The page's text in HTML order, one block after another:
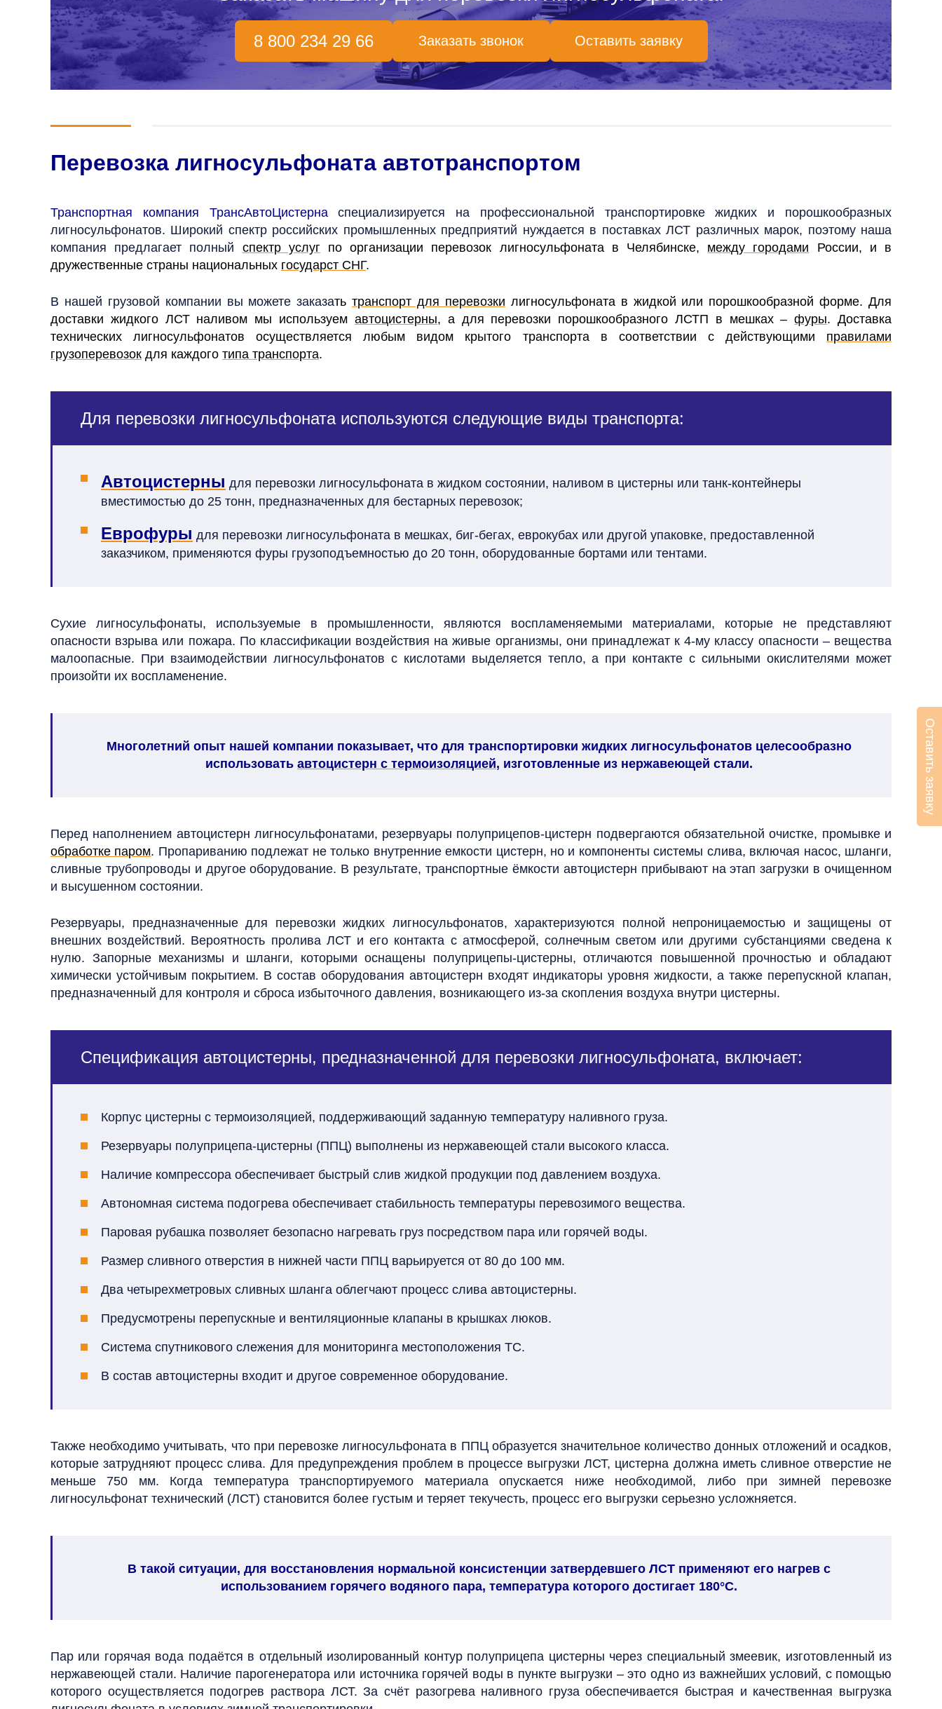
8 800 234 29 66 Заказать звонок Оставить заявку
Перевозка лигносульфоната автотранспортом
Транспортная компания ТрансАвтоЦистернаспециализируется на профессиональной транспортировке жидких и порошкообразных
лигносульфонатов. Широкий спектр российских промышленных предприятий нуждается в поставках ЛСТ различных марок, поэтому наша
компания предлагает полный спектр услуг по организации перевозок лигносульфоната в Челябинске, между городами России, и в
дружественные страны национальных государст СНГ.
В нашей грузовой компании вы можете заказатьтранспорт для перевозки лигносульфоната в жидкой или порошкообразной форме. Для
доставки жидкого ЛСТ наливом мы используем автоцистерны, а для перевозки порошкообразного ЛСТП в мешках –фуры. Доставка
технических лигносульфонатов осуществляется любым видом крытого транспорта в соответствии с действующими правилами
грузоперевозок для каждого типа транспорта.
Для перевозки лигносульфоната используются следующие виды транспорта:
Автоцистерны для перевозки лигносульфоната в жидком состоянии, наливом в цистерны или танк-контейнеры
вместимостью до 25 тонн, предназначенных для бестарных перевозок;
Еврофуры для перевозки лигносульфоната в мешках, биг-бегах, еврокубах или другой упаковке, предоставленной
заказчиком, применяются фуры грузоподъемностью до 20 тонн, оборудованные бортами или тентами.
Сухие лигносульфонаты, используемые в промышленности, являются воспламеняемыми материалами, которые не представляют
опасности взрыва или пожара. По классификации воздействия на живые организмы, они принадлежат к 4-му классу опасности – вещества
малоопасные. При взаимодействии лигносульфонатов с кислотами выделяется тепло, а при контакте с сильными окислителями может
произойти их воспламенение.
Многолетний опыт нашей компании показывает, что для транспортировки жидких лигносульфонатов целесообразно
использовать автоцистерн с термоизоляцией, изготовленные из нержавеющей стали.
Перед наполнением автоцистерн лигносульфонатами, резервуары полуприцепов-цистерн подвергаются обязательной очистке, промывке и
обработке паром. Пропариванию подлежат не только внутренние емкости цистерн, но и компоненты системы слива, включая насос, шланги,
сливные трубопроводы и другое оборудование. В результате, транспортные ёмкости автоцистерн прибывают на этап загрузки в очищенном
и высушенном состоянии.
Резервуары, предназначенные для перевозки жидких лигносульфонатов, характеризуются полной непроницаемостью и защищены от
внешних воздействий. Вероятность пролива ЛСТ и его контакта с атмосферой, солнечным светом или другими субстанциями сведена к
нулю. Запорные механизмы и шланги, которыми оснащены полуприцепы-цистерны, отличаются повышенной прочностью и обладают
химически устойчивым покрытием. В состав оборудования автоцистерн входят индикаторы уровня жидкости, а также перепускной клапан,
предназначенный для контроля и сброса избыточного давления, возникающего из-за скопления воздуха внутри цистерны.
Спецификация автоцистерны, предназначенной для перевозки лигносульфоната, включает:
Корпус цистерны с термоизоляцией, поддерживающий заданную температуру наливного груза.
Резервуары полуприцепа-цистерны (ППЦ) выполнены из нержавеющей стали высокого класса.
Наличие компрессора обеспечивает быстрый слив жидкой продукции под давлением воздуха.
Автономная система подогрева обеспечивает стабильность температуры перевозимого вещества.
Паровая рубашка позволяет безопасно нагревать груз посредством пара или горячей воды.
Размер сливного отверстия в нижней части ППЦ варьируется от 80 до 100 мм.
Два четырехметровых сливных шланга облегчают процесс слива автоцистерны.
Предусмотрены перепускные и вентиляционные клапаны в крышках люков.
Система спутникового слежения для мониторинга местоположения ТС.
В состав автоцистерны входит и другое современное оборудование.
Также необходимо учитывать, что при перевозке лигносульфоната в ППЦ образуется значительное количество донных отложений и осадков,
которые затрудняют процесс слива. Для предупреждения проблем в процессе выгрузки ЛСТ, цистерна должна иметь сливное отверстие не
меньше 750 мм. Когда температура транспортируемого материала опускается ниже необходимой, либо при зимней перевозке
лигносульфонат технический (ЛСТ) становится более густым и теряет текучесть, процесс его выгрузки серьезно усложняется.
В такой ситуации, для восстановления нормальной консистенции затвердевшего ЛСТ применяют его нагрев с
использованием горячего водяного пара, температура которого достигает 180°C.
Пар или горячая вода подаётся в отдельный изолированный контур полуприцепа цистерны через специальный змеевик, изготовленный из
нержавеющей стали. Наличие парогенератора или источника горячей воды в пункте выгрузки – это одно из важнейших условий, с помощью
которого осуществляется подогрев раствора ЛСТ. За счёт разогрева наливного груза обеспечивается быстрая и качественная выгрузка
Оставить заявку